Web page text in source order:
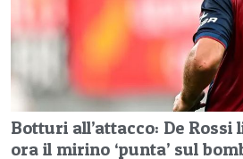
Botturi all’attacco: De Rossi
ora il mirino ‘punta’ sul